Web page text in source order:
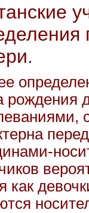
рождения
как